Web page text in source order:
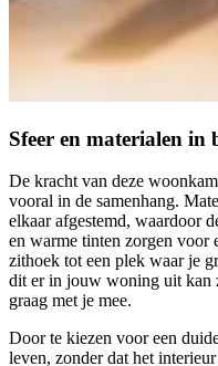
Sfeer en materialen in
De kracht van deze
vooral in de samenhang.
elkaar afgestemd, waardoor
en warme tinten zorgen voor
zithoek tot een plek waar je
dit er in jouw woning uit kan
graag met je mee.
Door te kiezen voor een
leven, zonder dat het